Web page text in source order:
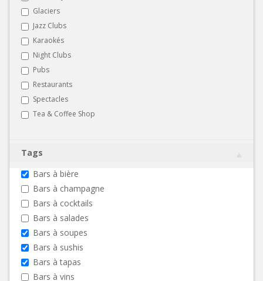
Glaciers
Jazz Clubs
Karaokés
Night Clubs
Pubs
Restaurants
Spectacles
Tea & Coffee Shop
Tags
Bars à bière
Bars à champagne
Bars à cocktails
Bars à salades
Bars à soupes
Bars à sushis
Bars à tapas
Bars à vins